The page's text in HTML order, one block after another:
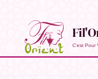
C'est Pour